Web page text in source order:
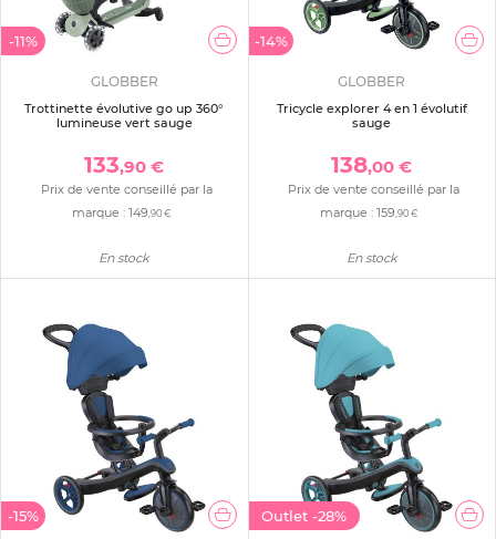
-11%
GLOBBER
Trottinette évolutive go up 360°
lumineuse vert sauge
133,90 €
Prix de vente conseillé par la
marque :149 ,90 €
En stock
-14%
GLOBBER
Tricycle explorer 4 en 1 évolutif
sauge
138,00 €
Prix de vente conseillé par la
marque :159 ,90 €
En stock
-15% Outlet -28%